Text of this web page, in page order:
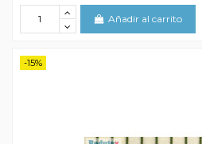
Añadir al carrito
-15%